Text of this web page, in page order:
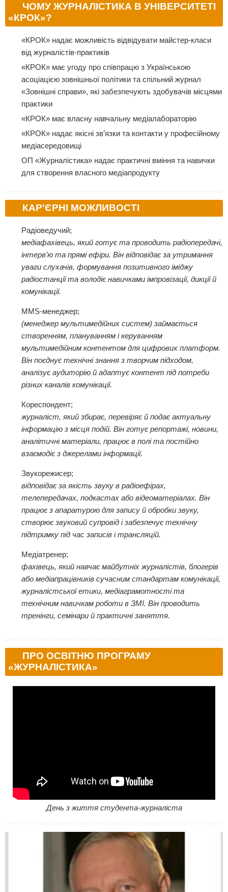
ЧОМУ ЖУРНАЛІСТИКА В УНІВЕРСИТЕТІ
«КРОК»?
«КРОК» надає можливість відвідувати майстер-класи
від журналістів-практиків
«КРОК» має угоду про співпрацю з Українською
асоціацією зовнішньої політики та спільний журнал
«Зовнішні справи», які забезпечують здобувачів місцями
практики
«КРОК» має власну навчальну медіалабораторію
«КРОК» надає якісні зв’язки та контакти у професійному
медіасередовищі
ОП «Журналістика» надає практичні вміння та навички
для створення власного медіапродукту
КАР'ЄРНІ МОЖЛИВОСТІ
Радіоведучий;
медіафахівець, який готує та проводить радіопередачі,
інтерв’ю та прямі ефіри. Він відповідає за утримання
уваги слухачів, формування позитивного іміджу
радіостанції та володіє навичками імпровізації, дикції й
комунікації.
MMS-менеджер;
(менеджер мультимедійних систем) займається
створенням, плануванням і керуванням
мультимедійним контентом для цифрових платформ.
Він поєднує технічні знання з творчим підходом,
аналізує аудиторію й адаптує контент під потреби
різних каналів комунікації.
Кореспондент;
журналіст, який збирає, перевіряє й подає актуальну
інформацію з місця подій. Він готує репортажі, новини,
аналітичні матеріали, працює в полі та постійно
взаємодіє з джерелами інформації.
Звукорежисер;
відповідає за якість звуку в радіоефірах,
телепередачах, подкастах або відеоматеріалах. Він
працює з апаратурою для запису й обробки звуку,
створює звуковий супровід і забезпечує технічну
підтримку під час записів і трансляцій.
Медіатренер;
фахівець, який навчає майбутніх журналістів, блогерів
або медіапрацівників сучасним стандартам комунікації,
журналістської етики, медіаграмотності та
технічним навичкам роботи в ЗМІ. Він проводить
тренінги, семінари й практичні заняття.
ПРО ОСВІТНЮ ПРОГРАМУ
«ЖУРНАЛІСТИКА»
День з життя студента-журналіста